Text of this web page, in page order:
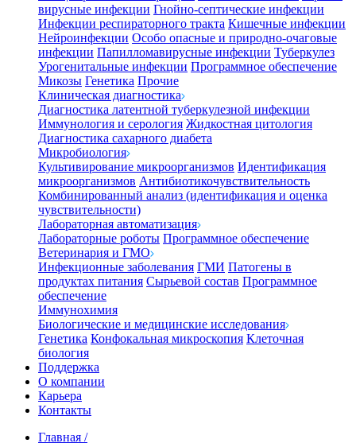
вирусные инфекции Гнойно-септические инфекции
Инфекции респираторного тракта Кишечные инфекции
Нейроинфекции Особо опасные и природно-очаговые
инфекции Папилломавирусные инфекции Туберкулез
Урогенитальные инфекции Программное обеспечение
Микозы Генетика Прочие
Клиническая диагностика
Диагностика латентной туберкулезной инфекции
Иммунология и серология Жидкостная цитология
Диагностика сахарного диабета
Микробиология
Культивирование микроорганизмов Идентификация
микроорганизмов Антибиотикочувствительность
Комбинированный анализ (идентификация и оценка
чувствительности)
Лабораторная автоматизация
Лабораторные роботы Программное обеспечение
Ветеринария и ГМО
Инфекционные заболевания ГМИ Патогены в
продуктах питания Сырьевой состав Программное
обеспечение
Иммунохимия
Биологические и медицинские исследования
Генетика Конфокальная микроскопия Клеточная
биология
Поддержка
О компании
Карьера
Контакты
Главная /